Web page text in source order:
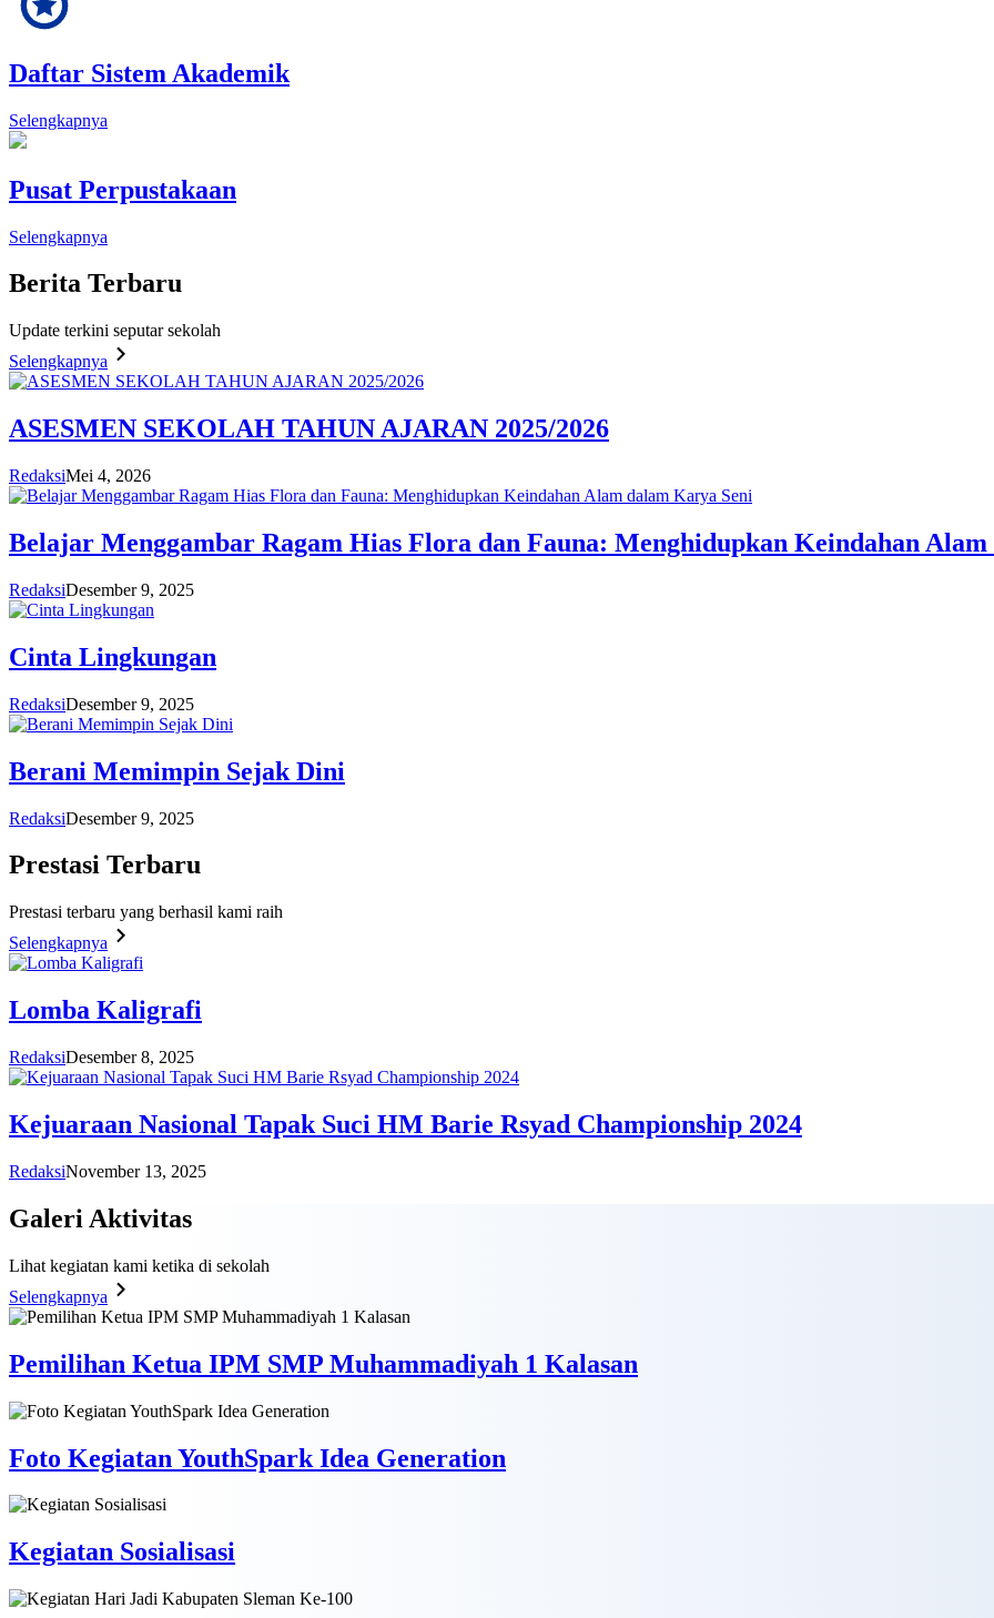
Daftar Sistem Akademik
Selengkapnya
Pusat Perpustakaan
Selengkapnya
Berita Terbaru
Update terkini seputar sekolah
Selengkapnya
ASESMEN SEKOLAH TAHUN AJARAN 2025/2026
RedaksiMei 4, 2026
Belajar Menggambar Ragam Hias Flora dan Fauna: Menghidupkan Keindahan
RedaksiDesember 9, 2025
Cinta Lingkungan
RedaksiDesember 9, 2025
Berani Memimpin Sejak Dini
RedaksiDesember 9, 2025
Prestasi Terbaru
Prestasi terbaru yang berhasil kami raih
Selengkapnya
Lomba Kaligrafi
RedaksiDesember 8, 2025
Kejuaraan Nasional Tapak Suci HM Barie Rsyad Championship 2024
RedaksiNovember 13, 2025
Galeri Aktivitas
Lihat kegiatan kami ketika di sekolah
Selengkapnya
Pemilihan Ketua IPM SMP Muhammadiyah 1 Kalasan
Foto Kegiatan YouthSpark Idea Generation
Kegiatan Sosialisasi